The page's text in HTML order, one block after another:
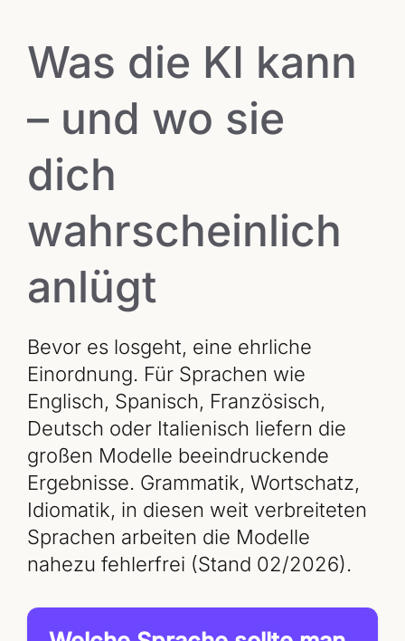
Was die KI kann
– und wo sie
dich
wahrscheinlich
anlügt
Bevor es losgeht, eine ehrliche
Einordnung. Für Sprachen wie
Englisch, Spanisch, Französisch,
Deutsch oder Italienisch liefern die
großen Modelle beeindruckende
Ergebnisse. Grammatik, Wortschatz,
Idiomatik, in diesen weit verbreiteten
Sprachen arbeiten die Modelle
nahezu fehlerfrei (Stand 02/2026).